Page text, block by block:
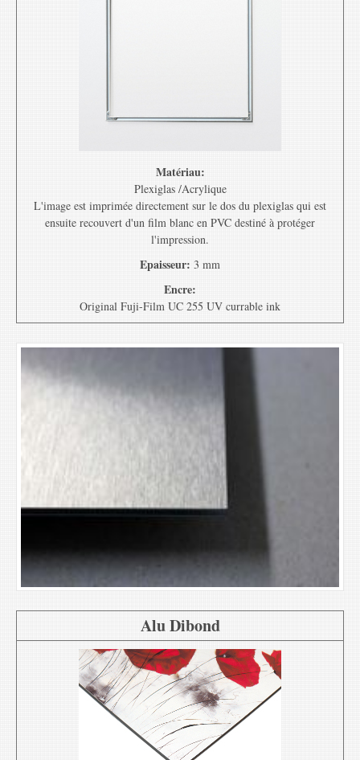
Matériau:
Plexiglas /Acrylique
L'image est imprimée directement sur le dos du plexiglas qui est
ensuite recouvert d'un film blanc en PVC destiné à protéger
l'impression.
Epaisseur: 3 mm
Encre:
Original Fuji-Film UC 255 UV currable ink
Alu Dibond